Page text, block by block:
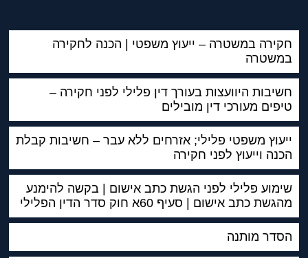
חקירה במשטרה – ייעוץ משפטי | הכנה לחקירה
במשטרה
חשיבות היוועצות בעורך דין פלילי לפני חקירה –
טיפים מעורכי דין מובילים
ייעוץ משפטי פלילי; אזרחים ללא עבר – חשיבות קבלת
הכנה וייעוץ לפני חקירה
שימוע פלילי לפני הגשת כתב אישום | בקשה להימנע
מהגשת כתב אישום | סעיף 60א חוק סדר הדין הפלילי
הסדר מותנה